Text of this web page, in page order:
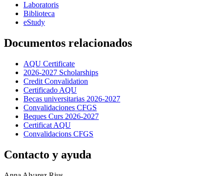
Laboratoris
Biblioteca
eStudy
Documentos relacionados
AQU Certificate
2026-2027 Scholarships
Credit Convalidation
Certificado AQU
Becas universitarias 2026-2027
Convalidaciones CFGS
Beques Curs 2026-2027
Certificat AQU
Convalidacions CFGS
Contacto y ayuda